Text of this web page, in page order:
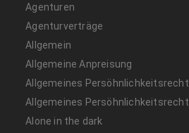
Agenturen
Agenturverträge
Allgemein
Allgemeine Anpreisung
Allgemeines Persöhnlichkeitsrecht
Allgemeines Persöhnlichkeitsrecht
Alone in the dark